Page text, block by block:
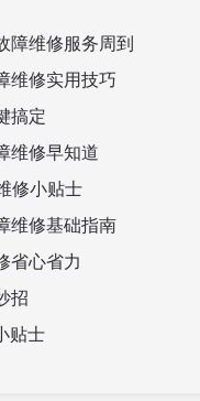
障维修服务周到
维修实用技巧
搞定
维修早知道
修小贴士
维修基础指南
省心省力
招
贴士